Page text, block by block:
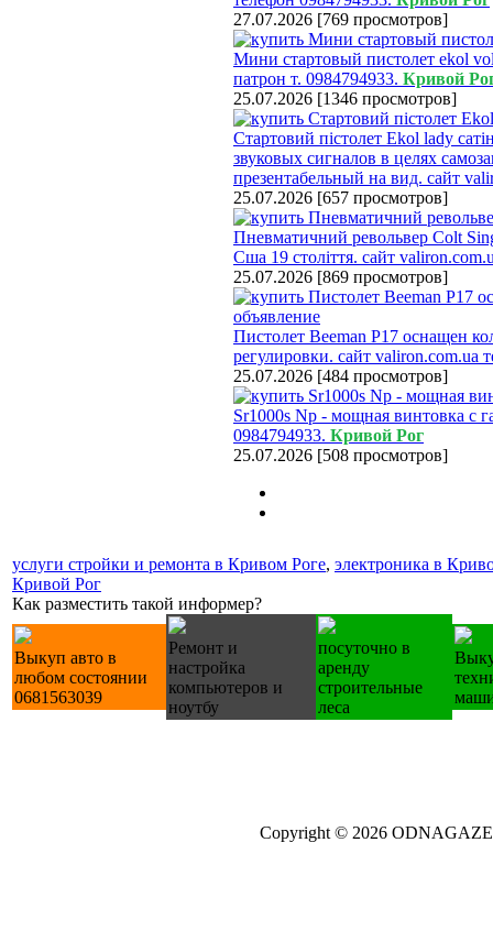
27.07.2026 [769 просмотров]
Мини стартовый пистолет ekol
патрон т. 0984794933. Кривой
25.07.2026 [1346 просмотров]
Стартовий пістолет Ekol lady
звуковых сигналов в целях
презентабельный на вид. сайт
25.07.2026 [657 просмотров]
Пневматичний револьвер Colt
Сша 19 століття. сайт
25.07.2026 [869 просмотров]
Пистолет Beeman P17 оснащен
регулировки. сайт valiron.com.ua
25.07.2026 [484 просмотров]
Sr1000s Np - мощная винтовка с
0984794933. Кривой Рог
25.07.2026 [508 просмотров]
услуги стройки и ремонта в Кривом Роге, электроника в
Кривой Рог
Как разместить такой информер?
Выкуп авто в
любом состоянии
0681563039
Ремонт и
настройка
компьютеров и
ноутбу
посуточно в
аренду
строительные
леса
Copyright © 2026